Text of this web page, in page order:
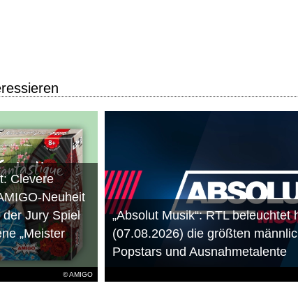
© AMIGO
Clevere
Neuheit
der Jury Spiel
„Meister
„Absolut Musik“: RTL beleuchtet
(07.08.2026) die größten
Popstars und Ausnahmetalente